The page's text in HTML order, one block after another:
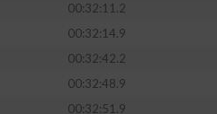
00:32:11.2
00:32:14.9
00:32:42.2
00:32:48.9
00:32:51.9